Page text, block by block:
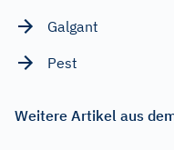
Galgant
Pest
Weitere Artikel aus